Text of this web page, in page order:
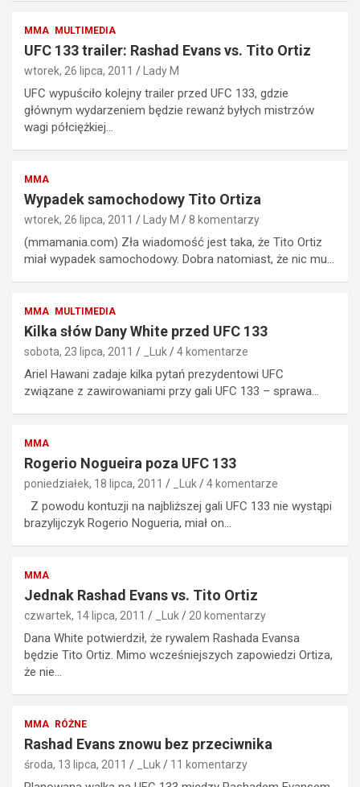
MMA MULTIMEDIA
UFC 133 trailer: Rashad Evans vs. Tito Ortiz
wtorek, 26 lipca, 2011 Lady M
UFC wypuściło kolejny trailer przed UFC 133, gdzie
głównym wydarzeniem będzie rewanż byłych mistrzów
wagi półciężkiej…
MMA
Wypadek samochodowy Tito Ortiza
wtorek, 26 lipca, 2011 Lady M 8 komentarzy
(mmamania.com) Zła wiadomość jest taka, że Tito Ortiz
miał wypadek samochodowy. Dobra natomiast, że nic mu…
MMA MULTIMEDIA
Kilka słów Dany White przed UFC 133
sobota, 23 lipca, 2011 _Luk 4 komentarze
Ariel Hawani zadaje kilka pytań prezydentowi UFC
związane z zawirowaniami przy gali UFC 133 – sprawa…
MMA
Rogerio Nogueira poza UFC 133
poniedziałek, 18 lipca, 2011 _Luk 4 komentarze
Z powodu kontuzji na najbliższej gali UFC 133 nie wystąpi
brazylijczyk Rogerio Nogueria, miał on…
MMA
Jednak Rashad Evans vs. Tito Ortiz
czwartek, 14 lipca, 2011 _Luk 20 komentarzy
Dana White potwierdził, że rywalem Rashada Evansa
będzie Tito Ortiz. Mimo wcześniejszych zapowiedzi Ortiza,
że nie…
MMA RÓŻNE
Rashad Evans znowu bez przeciwnika
środa, 13 lipca, 2011 _Luk 11 komentarzy